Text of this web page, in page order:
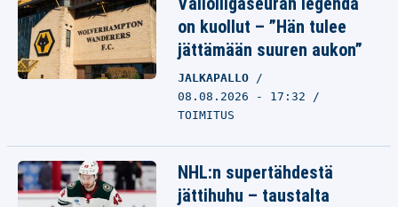
on kuollut – ”Hän tulee
jättämään suuren aukon”
JALKAPALLO
08.08.2026 - 17:32
TOIMITUS
NHL:n supertähdestä
jättihuhu – taustalta